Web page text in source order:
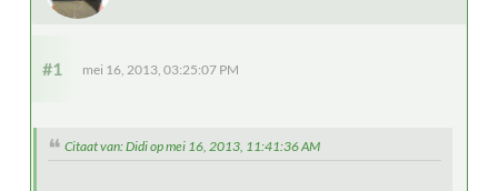
#1 mei 16, 2013, 03:25:07 PM
Citaat van: Didi op mei 16, 2013, 11:41:36 AM